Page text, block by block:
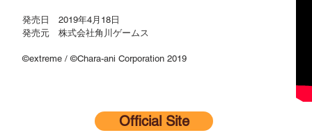
発売日 2019年4月18日
発売元 株式会社角川ゲームス
©extreme / ©Chara-ani Corporation 2019
Official Site